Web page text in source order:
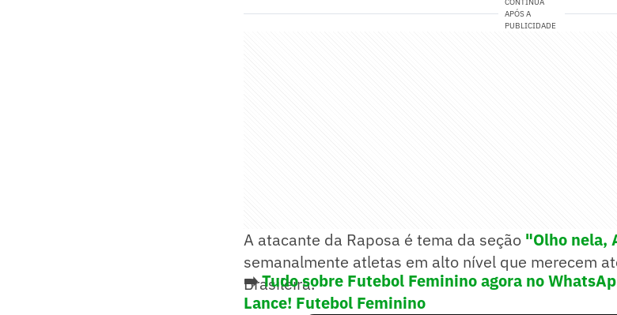
CONTINUA
APÓS A
PUBLICIDADE
A atacante da Raposa é tema da seção "Olho nela,
semanalmente atletas em alto nível que merecem
Brasileira.
➡️Tudo sobre Futebol Feminino agora no
Lance! Futebol Feminino